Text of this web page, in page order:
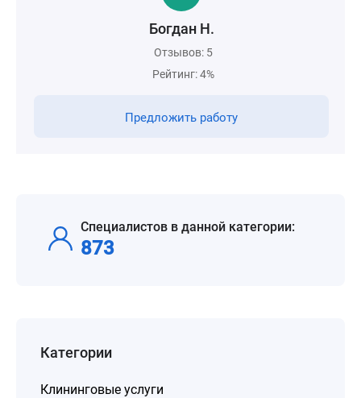
Богдан Н.
Отзывов: 5
Рейтинг: 4%
Предложить работу
Специалистов в данной категории:
873
Категории
Клининговые услуги